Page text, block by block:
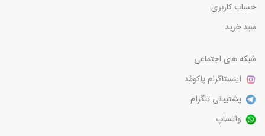
حساب کاربری
سبد خرید
شبکه های اجتماعی
اینستاگرام پاکومُد
پشتیبانی تلگرام
واتساپ